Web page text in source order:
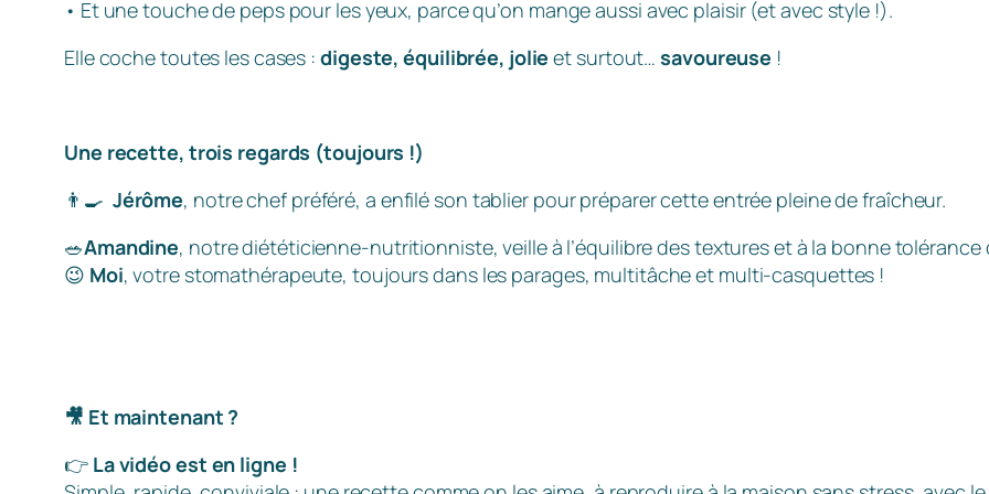
• Et une touche de peps pour les yeux, parce qu’on mange aussi avec plaisir (et avec style !).
Elle coche toutes les cases : digeste, équilibrée, jolie et surtout…savoureuse !
Une recette, trois regards (toujours !)
👨‍🍳 Jérôme, notre chef préféré, a enfilé son tablier pour préparer cette entrée pleine de fraîcheur.
🥗Amandine, notre diététicienne-nutritionniste, veille à l’équilibre des textures et à la bonne tolérance
😉 Moi, votre stomathérapeute, toujours dans les parages, multitâche et multi-casquettes !
🎥 Et maintenant ?
👉 La vidéo est en ligne !